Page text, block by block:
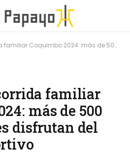
2024: más de 500 participantes disfrutan del evento deportivo
familiar
más de 500
disfrutan del